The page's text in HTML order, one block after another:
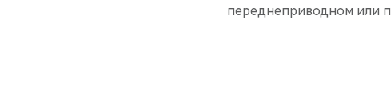
переднеприводном или